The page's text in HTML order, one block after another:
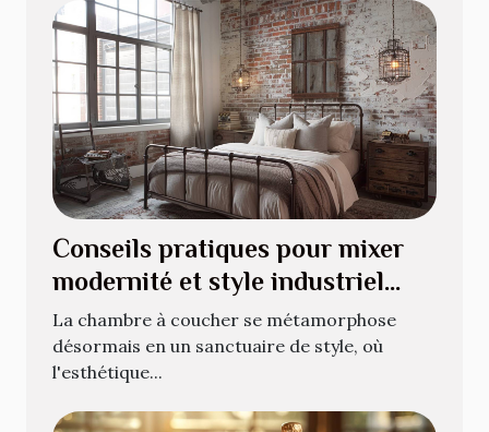
Conseils pratiques pour mixer
modernité et style industriel
dans votre chambre
La chambre à coucher se métamorphose
désormais en un sanctuaire de style, où
l'esthétique...